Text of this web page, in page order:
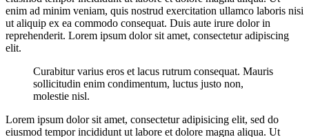
enim ad minim veniam, quis nostrud exercitation ullamco laboris nisi
ut aliquip ex ea commodo consequat. Duis aute irure dolor in
reprehenderit. Lorem ipsum dolor sit amet, consectetur adipiscing
elit.
Curabitur varius eros et lacus rutrum consequat. Mauris
sollicitudin enim condimentum, luctus justo non,
molestie nisl.
Lorem ipsum dolor sit amet, consectetur adipisicing elit, sed do
eiusmod tempor incididunt ut labore et dolore magna aliqua. Ut